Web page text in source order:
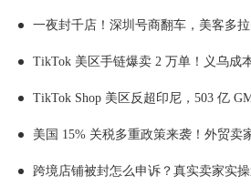
一夜封千店！深圳号商翻车，美客多
TikTok 美区手链爆卖 2 万单！义乌成
TikTok Shop 美区反超印尼，503 亿
美国 15% 关税多重政策来袭！外贸卖
跨境店铺被封怎么申诉？真实卖家实